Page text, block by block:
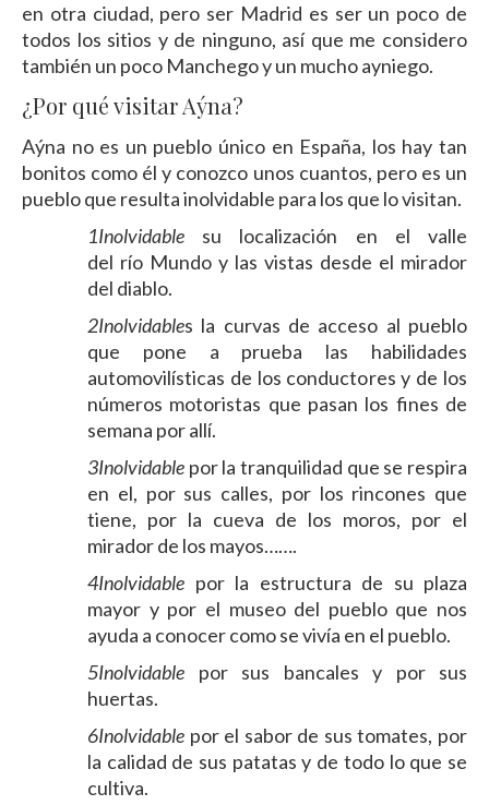
en otra ciudad, pero ser Madrid es ser un poco de
todos los sitios y de ninguno, así que me considero
también un poco Manchego y un mucho ayniego.
¿Por qué visitar Aýna?
Aýna no es un pueblo único en España, los hay tan
bonitos como él y conozco unos cuantos, pero es un
pueblo que resulta inolvidable para los que lo visitan.
1Inolvidable su localización en el valle
del río Mundo y las vistas desde el mirador
del diablo.
2Inolvidables la curvas de acceso al pueblo
que pone a prueba las habilidades
automovilísticas de los conductores y de los
números motoristas que pasan los fines de
semana por allí.
3Inolvidable por la tranquilidad que se respira
en el, por sus calles, por los rincones que
tiene, por la cueva de los moros, por el
mirador de los mayos…….
4Inolvidable por la estructura de su plaza
mayor y por el museo del pueblo que nos
ayuda a conocer como se vivía en el pueblo.
5Inolvidable por sus bancales y por sus
huertas.
6Inolvidable por el sabor de sus tomates, por
la calidad de sus patatas y de todo lo que se
cultiva.